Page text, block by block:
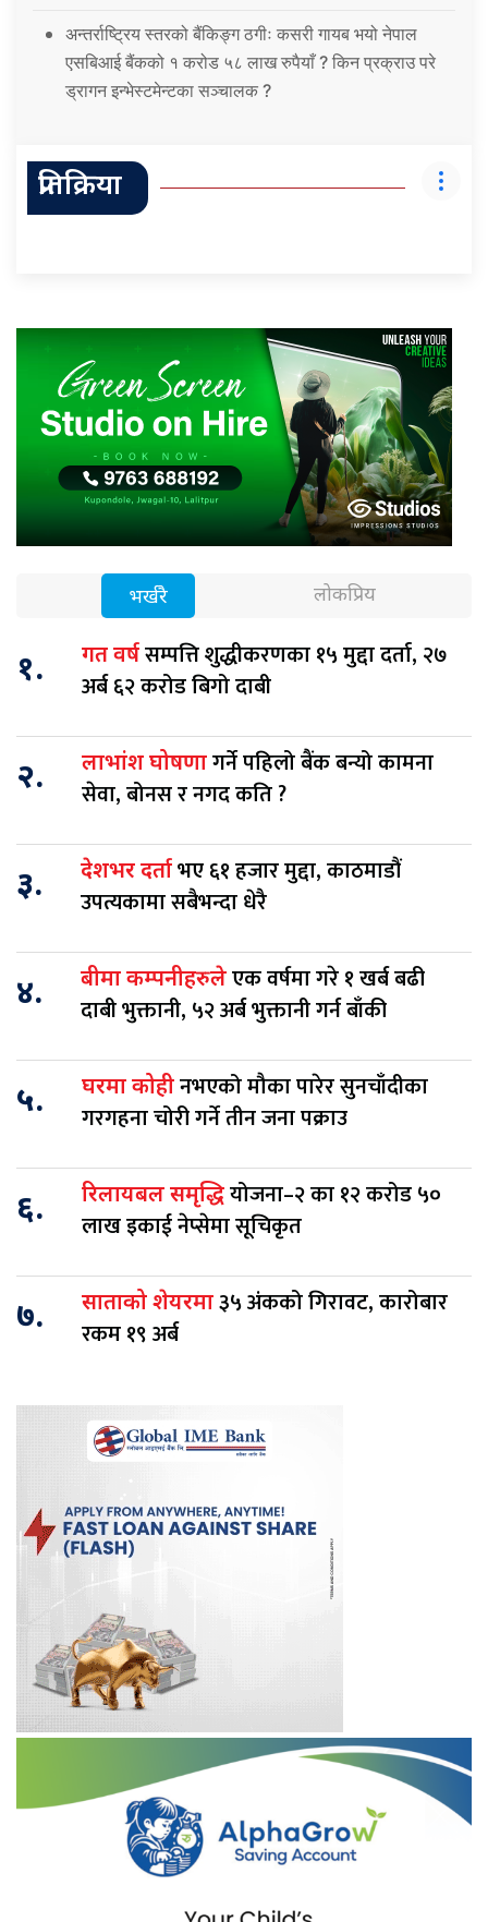
अन्तर्राष्ट्रिय स्तरको बैंकिङ्ग ठगीः कसरी गायब भयो नेपाल
एसबिआई बैंकको १ करोड ५८ लाख रुपैयाँ ? किन प्रक्राउ परे
ड्रागन इन्भेस्टमेन्टका सञ्चालक ?
प्रतिक्रिया
भर्खरै लोकप्रिय
१. गत वर्षसम्पत्ति शुद्धीकरणका १५ मुद्दा दर्ता, २७
अर्ब ६२ करोड बिगो दाबी
२. लाभांश घोषणागर्ने पहिलो बैंक बन्यो कामना
सेवा, बोनस र नगद कति ?
३. देशभर दर्ताभए ६१ हजार मुद्दा, काठमाडौं
उपत्यकामा सबैभन्दा धेरै
४. बीमा कम्पनीहरुलेएक वर्षमा गरे १ खर्ब बढी
दाबी भुक्तानी, ५२ अर्ब भुक्तानी गर्न बाँकी
५. घरमा कोहीनभएको मौका पारेर सुनचाँदीका
गरगहना चोरी गर्ने तीन जना पक्राउ
६. रिलायबल समृद्धियोजना–२ का १२ करोड ५०
लाख इकाई नेप्सेमा सूचिकृत
७. साताको शेयरमा३५ अंकको गिरावट, कारोबार
रकम १९ अर्ब